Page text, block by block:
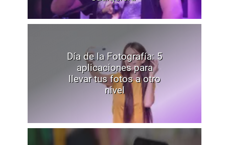
Día de la Fotografía: 5
aplicaciones para
llevar tus fotos a otro
nivel